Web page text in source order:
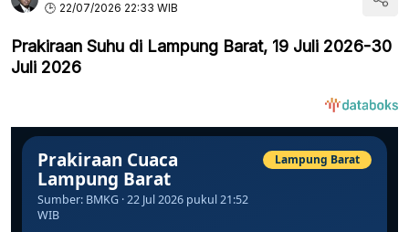
22/07/2026 22:33 WIB
Prakiraan Suhu di Lampung Barat, 19 Juli 2026-30
Juli 2026